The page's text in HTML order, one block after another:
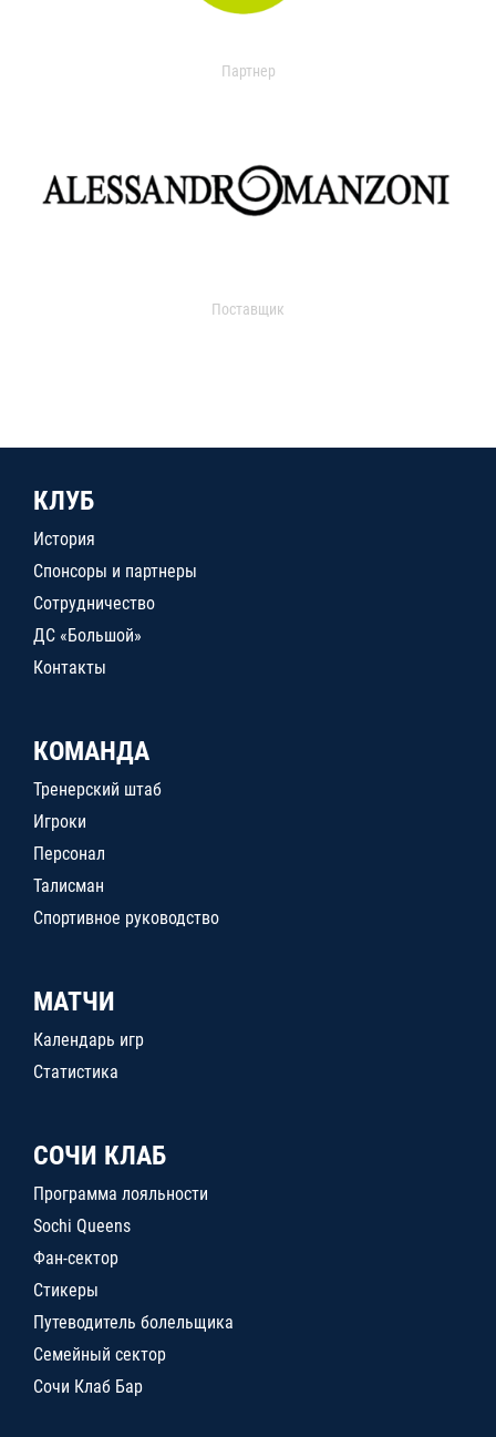
Партнер
Поставщик
КЛУБ
История
Спонсоры и партнеры
Сотрудничество
ДС «Большой»
Контакты
КОМАНДА
Тренерский штаб
Игроки
Персонал
Талисман
Спортивное руководство
МАТЧИ
Календарь игр
Статистика
СОЧИ КЛАБ
Программа лояльности
Sochi Queens
Фан-сектор
Стикеры
Путеводитель болельщика
Семейный сектор
Сочи Клаб Бар